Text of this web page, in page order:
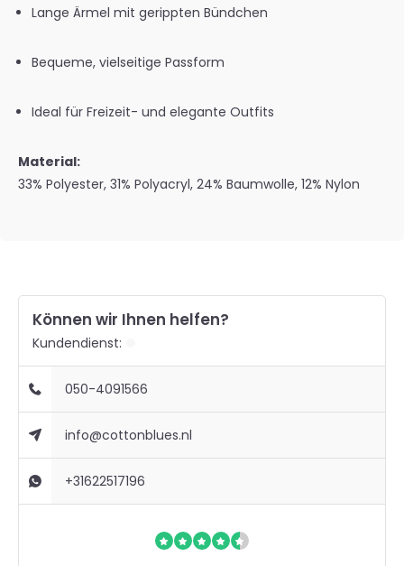
Lange Ärmel mit gerippten Bündchen
Bequeme, vielseitige Passform
Ideal für Freizeit- und elegante Outfits
Material:
33% Polyester, 31% Polyacryl, 24% Baumwolle, 12% Nylon
Können wir Ihnen helfen?
Kundendienst:
050-4091566
info@cottonblues.nl
+31622517196